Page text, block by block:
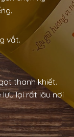
chọn kỹ
vắt.
thanh khiết.
lưu lại rất lâu nơi